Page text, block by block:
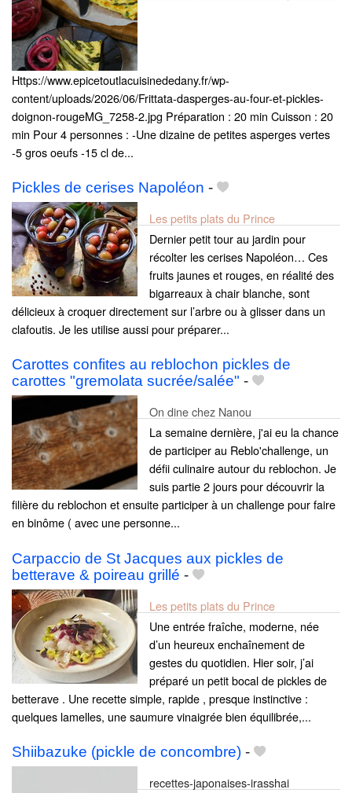
Https://www.epicetoutlacuisinededany.fr/wp-
content/uploads/2026/06/Frittata-dasperges-au-four-et-pickles-
doignon-rougeMG_7258-2.jpg Préparation : 20 min Cuisson : 20
min Pour 4 personnes : -Une dizaine de petites asperges vertes
-5 gros oeufs -15 cl de...
Pickles de cerises Napoléon -
Les petits plats du Prince
Dernier petit tour au jardin pour
récolter les cerises Napoléon… Ces
fruits jaunes et rouges, en réalité des
bigarreaux à chair blanche, sont
délicieux à croquer directement sur l’arbre ou à glisser dans un
clafoutis. Je les utilise aussi pour préparer...
Carottes confites au reblochon pickles de
carottes "gremolata sucrée/salée" -
On dine chez Nanou
La semaine dernière, j'ai eu la chance
de participer au Reblo'challenge, un
défii culinaire autour du reblochon. Je
suis partie 2 jours pour découvrir la
filière du reblochon et ensuite participer à un challenge pour faire
en binôme ( avec une personne...
Carpaccio de St Jacques aux pickles de
betterave & poireau grillé -
Les petits plats du Prince
Une entrée fraîche, moderne, née
d’un heureux enchaînement de
gestes du quotidien. Hier soir, j’ai
préparé un petit bocal de pickles de
betterave . Une recette simple, rapide , presque instinctive :
quelques lamelles, une saumure vinaigrée bien équilibrée,...
Shiibazuke (pickle de concombre) -
recettes-japonaises-irasshai